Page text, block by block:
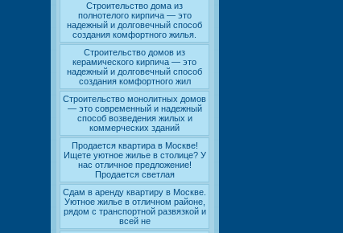
Строительство дома из
полнотелого кирпича — это
надежный и долговечный способ
создания комфортного жилья.
Строительство домов из
керамического кирпича — это
надежный и долговечный способ
создания комфортного жил
Строительство монолитных домов
— это современный и надежный
способ возведения жилых и
коммерческих зданий
Продается квартира в Москве!
Ищете уютное жилье в столице? У
нас отличное предложение!
Продается светлая
Сдам в аренду квартиру в Москве.
Уютное жилье в отличном районе,
рядом с транспортной развязкой и
всей не